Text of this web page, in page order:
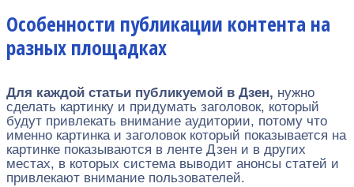
Особенности публикации контента на
разных площадках
Для каждой статьи публикуемой в Дзен, нужно
сделать картинку и придумать заголовок, который
будут привлекать внимание аудитории, потому что
именно картинка и заголовок который показывается на
картинке показываются в ленте Дзен и в других
местах, в которых система выводит анонсы статей и
привлекают внимание пользователей.